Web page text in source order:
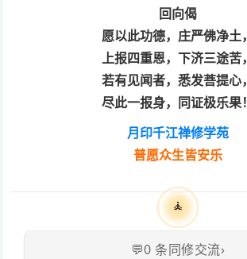
回向偈
愿以此功德，庄严佛净土，
上报四重恩，下济三途苦，
若有见闻者，悉发菩提心，
尽此一报身，同证极乐果！
月印千江禅修学苑
普愿众生皆安乐
🧘
💬0 条同修交流›